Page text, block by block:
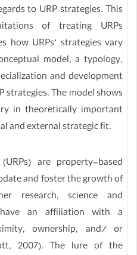
to URP strategies. This
of treating URPs
how URPs’ strategies vary
model, a typology,
and development
strategies. The model shows
in theoretically important
and external strategic fit.
are property-based
and foster the growth of
research, science and
an affiliation with a
ownership, and/ or
2007). The lure of the